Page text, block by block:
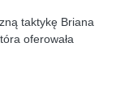
taktykę Briana
oferowała